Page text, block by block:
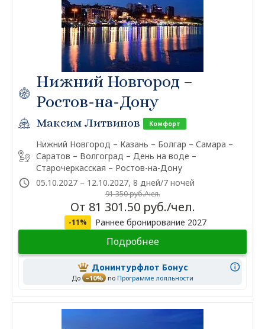
Нижний Новгород –
Ростов-на-Дону
Максим Литвинов Комфорт
Нижний Новгород – Казань – Болгар – Самара –
Саратов – Волгоград – День на воде –
Старочеркасская – Ростов-на-Дону
05.10.2027 – 12.10.2027, 8 дней/7 ночей
91 350 руб./чел.
От 81 301.50 руб./чел.
-11% Раннее бронирование 2027
Подробнее
Донинтурфлот Бонус
До –10% по Программе лояльности